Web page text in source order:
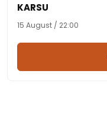
KARSU
15 August / 22:00